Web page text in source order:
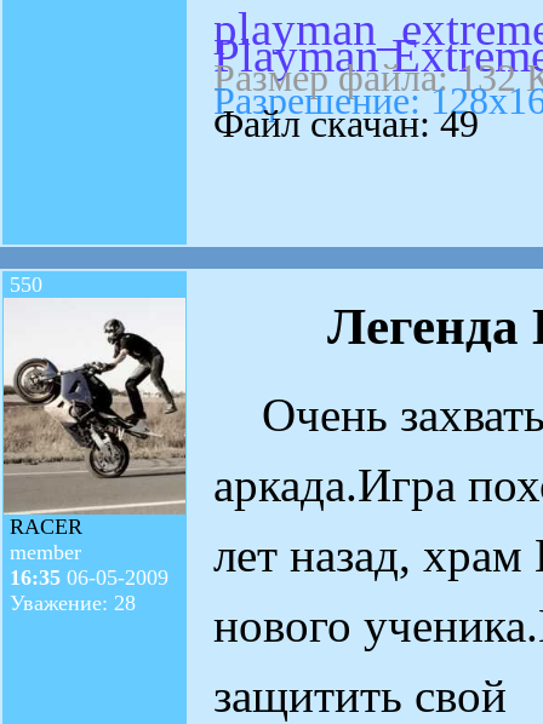
Playman
Размер файла: 132
Разрешение:
Файл скачан: 49
550
RACER
member
16:35 06-05-2009
Уважение: 28
Очень
аркада.Игра
лет назад,
нового
защитить свой